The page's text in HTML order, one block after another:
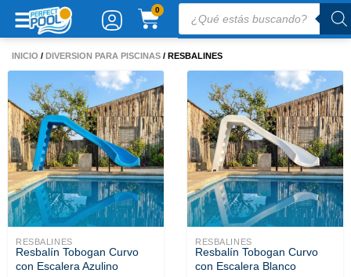
0
CARRITO
productos
INICIO / DIVERSION PARA PISCINAS / RESBALINES
RESBALINES
Resbalín Tobogan Curvo
con Escalera Azulino
RESBALINES
Resbalín Tobogan Curvo
con Escalera Blanco